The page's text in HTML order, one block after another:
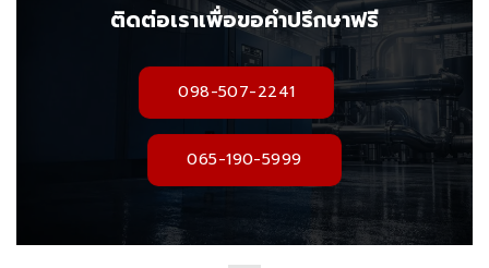
ติดต่อเราเพื่อขอคำปรึกษาฟรี
098-507-2241
065-190-5999